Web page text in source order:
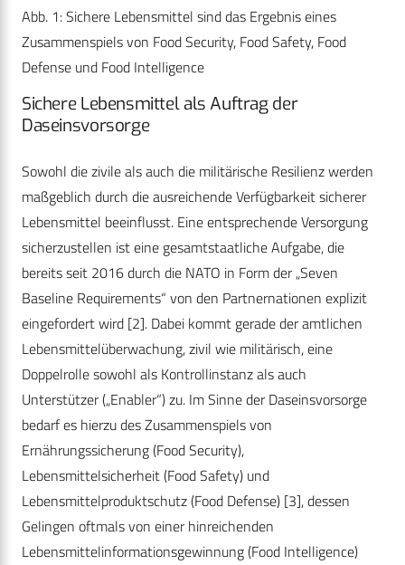
Abb. 1: Sichere Lebensmittel sind das Ergebnis eines
Zusammenspiels von Food Security, Food Safety, Food
Defense und Food Intelligence
Sichere Lebensmittel als Auftrag der
Daseinsvorsorge
Sowohl die zivile als auch die militärische Resilienz werden
maßgeblich durch die ausreichende Verfügbarkeit sicherer
Lebensmittel beeinflusst. Eine entsprechende Versorgung
sicherzustellen ist eine gesamtstaatliche Aufgabe, die
bereits seit 2016 durch die NATO in Form der „Seven
Baseline Requirements“ von den Partnernationen explizit
eingefordert wird [2]. Dabei kommt gerade der amtlichen
Lebensmittelüberwachung, zivil wie militärisch, eine
Doppelrolle sowohl als Kontrollinstanz als auch
Unterstützer („Enabler“) zu. Im Sinne der Daseinsvorsorge
bedarf es hierzu des Zusammenspiels von
Ernährungssicherung (Food Security),
Lebensmittelsicherheit (Food Safety) und
Lebensmittelproduktschutz (Food Defense) [3], dessen
Gelingen oftmals von einer hinreichenden
Lebensmittelinformationsgewinnung (Food Intelligence)